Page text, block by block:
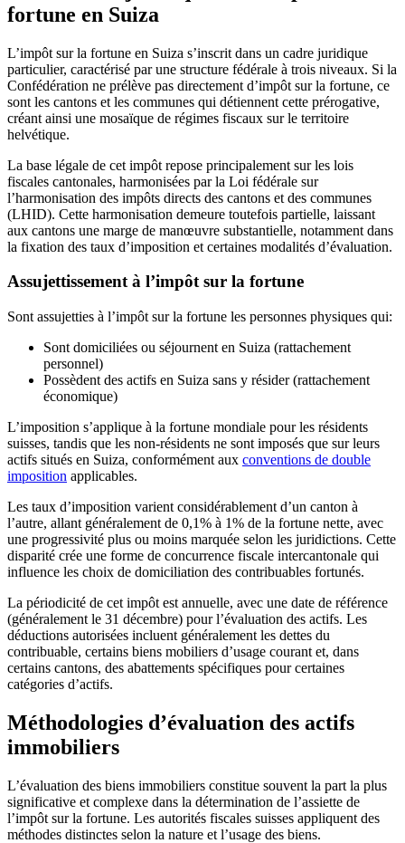
fortune en Suiza
L’impôt sur la fortune en Suiza s’inscrit dans un cadre juridique
particulier, caractérisé par une structure fédérale à trois niveaux. Si la
Confédération ne prélève pas directement d’impôt sur la fortune, ce
sont les cantons et les communes qui détiennent cette prérogative,
créant ainsi une mosaïque de régimes fiscaux sur le territoire
helvétique.
La base légale de cet impôt repose principalement sur les lois
fiscales cantonales, harmonisées par la Loi fédérale sur
l’harmonisation des impôts directs des cantons et des communes
(LHID). Cette harmonisation demeure toutefois partielle, laissant
aux cantons une marge de manœuvre substantielle, notamment dans
la fixation des taux d’imposition et certaines modalités d’évaluation.
Assujettissement à l’impôt sur la fortune
Sont assujetties à l’impôt sur la fortune les personnes physiques qui:
Sont domiciliées ou séjournent en Suiza (rattachement
personnel)
Possèdent des actifs en Suiza sans y résider (rattachement
économique)
L’imposition s’applique à la fortune mondiale pour les résidents
suisses, tandis que les non-résidents ne sont imposés que sur leurs
actifs situés en Suiza, conformément aux conventions de double
imposition applicables.
Les taux d’imposition varient considérablement d’un canton à
l’autre, allant généralement de 0,1% à 1% de la fortune nette, avec
une progressivité plus ou moins marquée selon les juridictions. Cette
disparité crée une forme de concurrence fiscale intercantonale qui
influence les choix de domiciliation des contribuables fortunés.
La périodicité de cet impôt est annuelle, avec une date de référence
(généralement le 31 décembre) pour l’évaluation des actifs. Les
déductions autorisées incluent généralement les dettes du
contribuable, certains biens mobiliers d’usage courant et, dans
certains cantons, des abattements spécifiques pour certaines
catégories d’actifs.
Méthodologies d’évaluation des actifs
immobiliers
L’évaluation des biens immobiliers constitue souvent la part la plus
significative et complexe dans la détermination de l’assiette de
l’impôt sur la fortune. Les autorités fiscales suisses appliquent des
méthodes distinctes selon la nature et l’usage des biens.